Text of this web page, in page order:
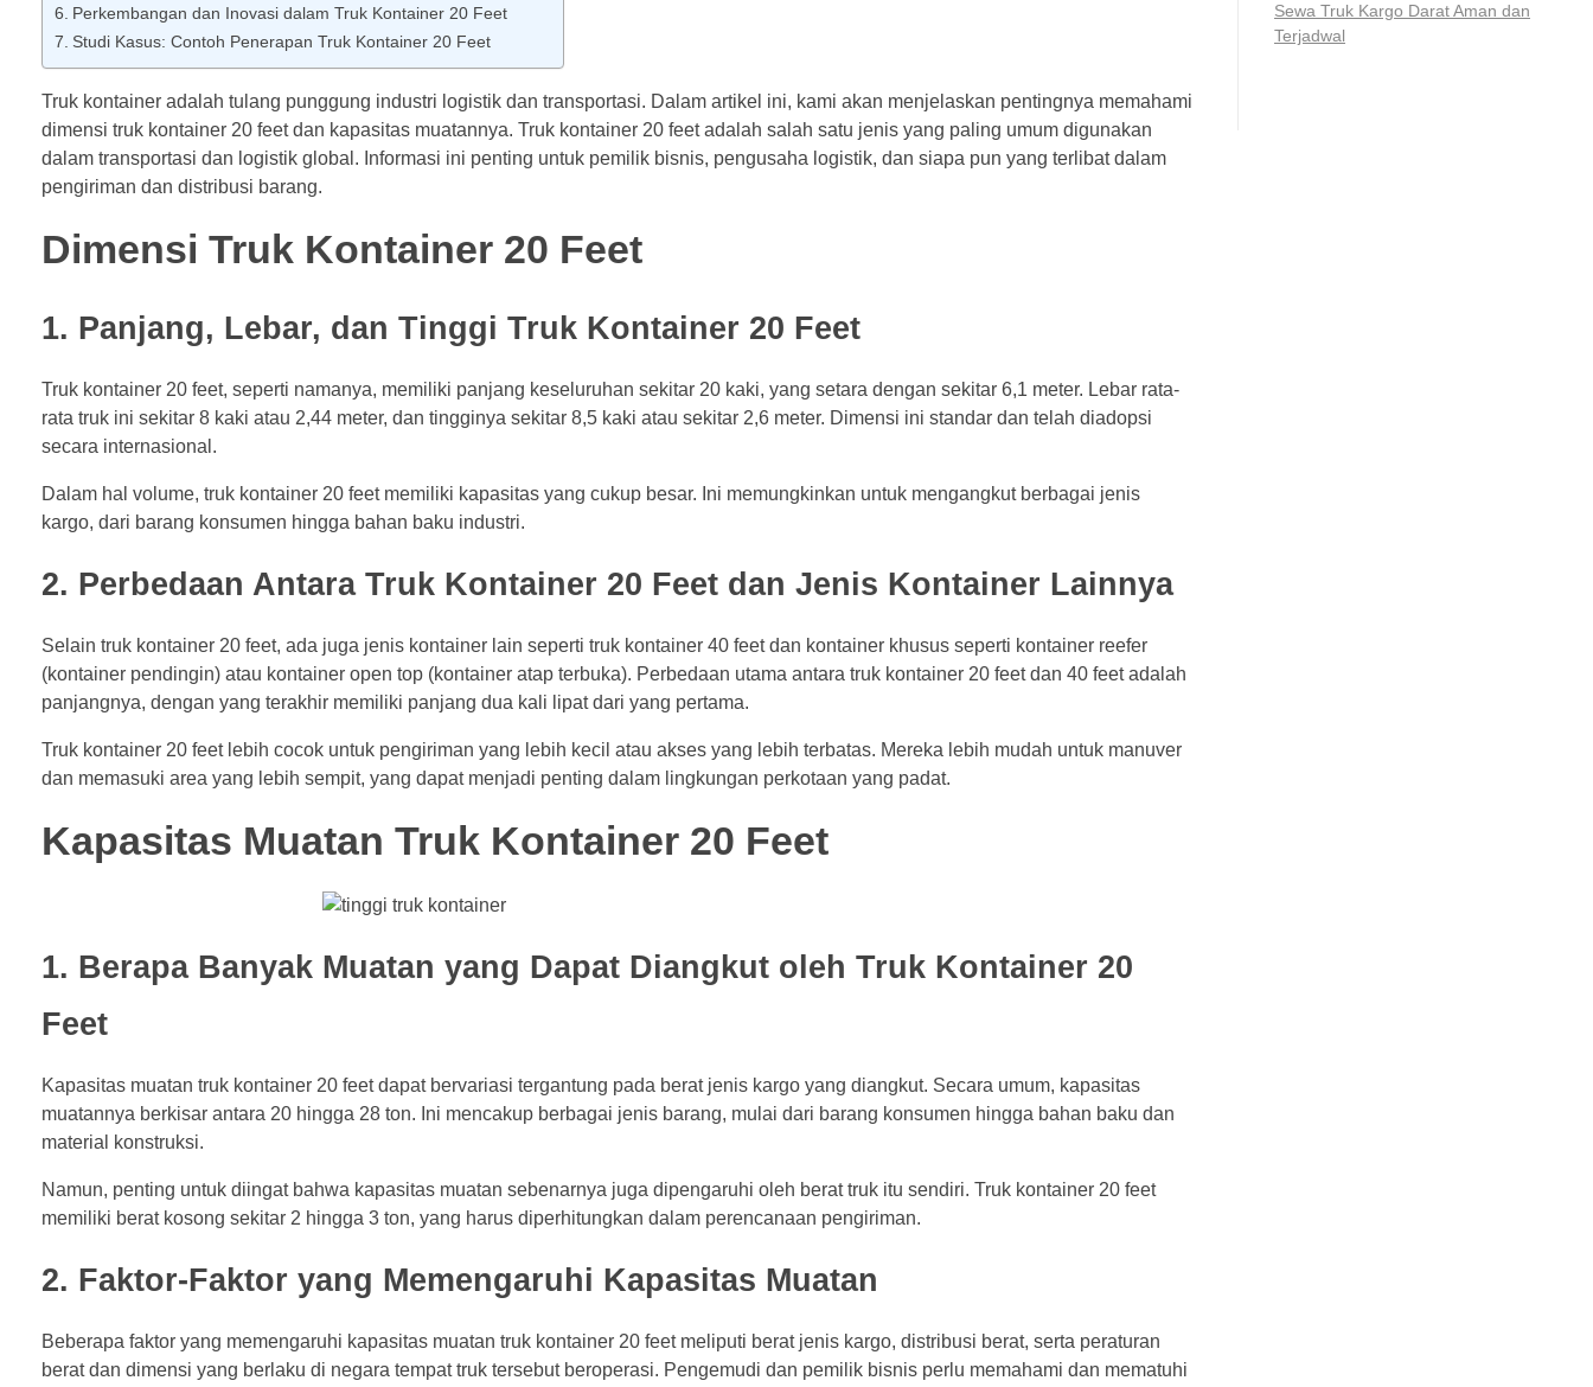
Perkembangan dan Inovasi dalam Truk Kontainer 20 Feet
Studi Kasus: Contoh Penerapan Truk Kontainer 20 Feet
Truk kontainer adalah tulang punggung industri logistik dan transportasi. Dalam artikel ini, kami akan menjelaskan pentingnya memahami
dimensi truk kontainer 20 feet dan kapasitas muatannya. Truk kontainer 20 feet adalah salah satu jenis yang paling umum digunakan
dalam transportasi dan logistik global. Informasi ini penting untuk pemilik bisnis, pengusaha logistik, dan siapa pun yang terlibat dalam
pengiriman dan distribusi barang.
Dimensi Truk Kontainer 20 Feet
1. Panjang, Lebar, dan Tinggi Truk Kontainer 20 Feet
Truk kontainer 20 feet, seperti namanya, memiliki panjang keseluruhan sekitar 20 kaki, yang setara dengan sekitar 6,1 meter. Lebar rata-
rata truk ini sekitar 8 kaki atau 2,44 meter, dan tingginya sekitar 8,5 kaki atau sekitar 2,6 meter. Dimensi ini standar dan telah diadopsi
secara internasional.
Dalam hal volume, truk kontainer 20 feet memiliki kapasitas yang cukup besar. Ini memungkinkan untuk mengangkut berbagai jenis
kargo, dari barang konsumen hingga bahan baku industri.
2. Perbedaan Antara Truk Kontainer 20 Feet dan Jenis Kontainer Lainnya
Selain truk kontainer 20 feet, ada juga jenis kontainer lain seperti truk kontainer 40 feet dan kontainer khusus seperti kontainer reefer
(kontainer pendingin) atau kontainer open top (kontainer atap terbuka). Perbedaan utama antara truk kontainer 20 feet dan 40 feet adalah
panjangnya, dengan yang terakhir memiliki panjang dua kali lipat dari yang pertama.
Truk kontainer 20 feet lebih cocok untuk pengiriman yang lebih kecil atau akses yang lebih terbatas. Mereka lebih mudah untuk manuver
dan memasuki area yang lebih sempit, yang dapat menjadi penting dalam lingkungan perkotaan yang padat.
Kapasitas Muatan Truk Kontainer 20 Feet
1. Berapa Banyak Muatan yang Dapat Diangkut oleh Truk Kontainer 20
Feet
Kapasitas muatan truk kontainer 20 feet dapat bervariasi tergantung pada berat jenis kargo yang diangkut. Secara umum, kapasitas
muatannya berkisar antara 20 hingga 28 ton. Ini mencakup berbagai jenis barang, mulai dari barang konsumen hingga bahan baku dan
material konstruksi.
Namun, penting untuk diingat bahwa kapasitas muatan sebenarnya juga dipengaruhi oleh berat truk itu sendiri. Truk kontainer 20 feet
memiliki berat kosong sekitar 2 hingga 3 ton, yang harus diperhitungkan dalam perencanaan pengiriman.
2. Faktor-Faktor yang Memengaruhi Kapasitas Muatan
Beberapa faktor yang memengaruhi kapasitas muatan truk kontainer 20 feet meliputi berat jenis kargo, distribusi berat, serta peraturan
berat dan dimensi yang berlaku di negara tempat truk tersebut beroperasi. Pengemudi dan pemilik bisnis perlu memahami dan mematuhi
Sewa Truk Kargo Darat Aman dan
Terjadwal